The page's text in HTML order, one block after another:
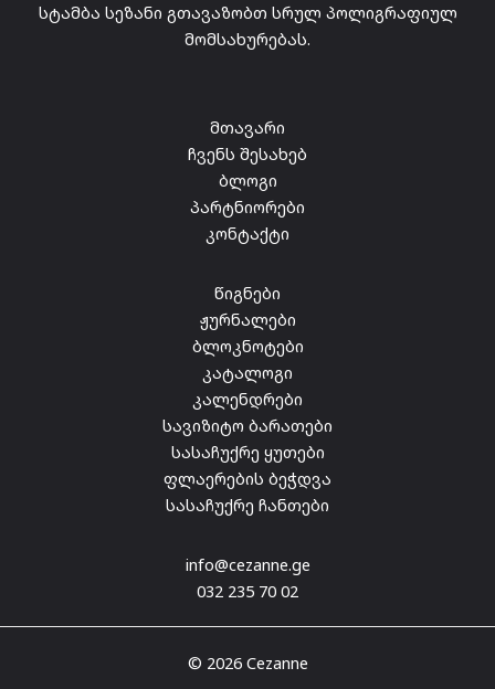
სტამბა სეზანი გთავაზობთ სრულ პოლიგრაფიულ
მომსახურებას.
მთავარი
ჩვენს შესახებ
ბლოგი
პარტნიორები
კონტაქტი
წიგნები
ჟურნალები
ბლოკნოტები
კატალოგი
კალენდრები
სავიზიტო ბარათები
სასაჩუქრე ყუთები
ფლაერების ბეჭდვა
სასაჩუქრე ჩანთები
info@cezanne.ge
032 235 70 02
© 2026 Cezanne